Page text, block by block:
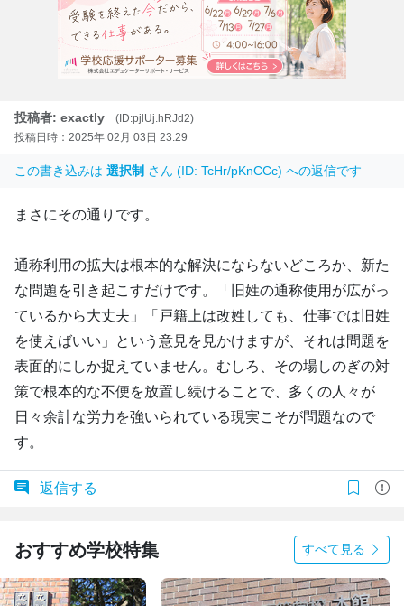
投稿者: exactly
(ID:pjlUj.hRJd2)
投稿日時：2025年 02月 03日 23:29
この書き込みは 選択制 さん (ID: TcHr/pKnCCc) への返信です
まさにその通りです。
通称利用の拡大は根本的な解決にならないどころか、新た
な問題を引き起こすだけです。「旧姓の通称使用が広がっ
ているから大丈夫」「戸籍上は改姓しても、仕事では旧姓
を使えばいい」という意見を見かけますが、それは問題を
表面的にしか捉えていません。むしろ、その場しのぎの対
策で根本的な不便を放置し続けることで、多くの人々が
日々余計な労力を強いられている現実こそが問題なので
す。
返信する
おすすめ学校特集 すべて見る